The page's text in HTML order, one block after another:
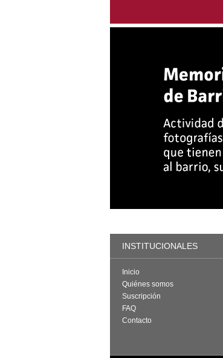
INSTITUCIONALES
Inicio
Quiénes somos
Suscripción
FAQ
Contacto